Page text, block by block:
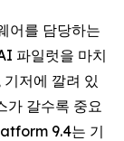
어를 담당하는
파일럿을 마치
저에 깔려 있
가 갈수록 중요
9.4는 기